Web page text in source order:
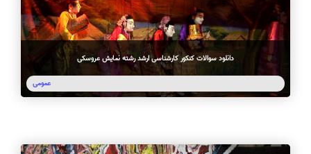
دانلود سوالات کنکور کارشناسی ارشد رشته نمایش عروسکی
عمومی